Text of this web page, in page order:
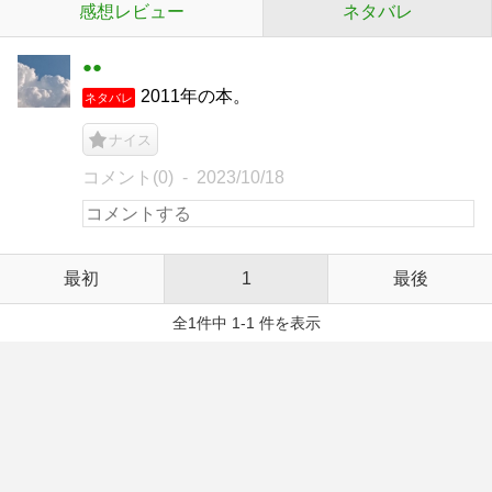
感想レビュー ネタバレ
●●
ネタバレ 2011年の本。
ナイス
コメント(0) 2023/10/18
最初 1 最後
全1件中 1-1 件を表示